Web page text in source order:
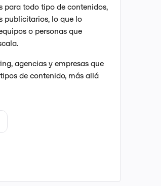
para todo tipo de contenidos,
publicitarios, lo que lo
o personas que
agencias y empresas que
de contenido, más allá